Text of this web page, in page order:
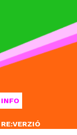
INFO
RE:VERZIÓ